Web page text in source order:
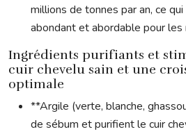
millions de tonnes par an, ce
abondant et abordable pour les
Ingrédients purifiants et
cuir chevelu sain et une
optimale
**Argile (verte, blanche,
de sébum et purifient le cuir